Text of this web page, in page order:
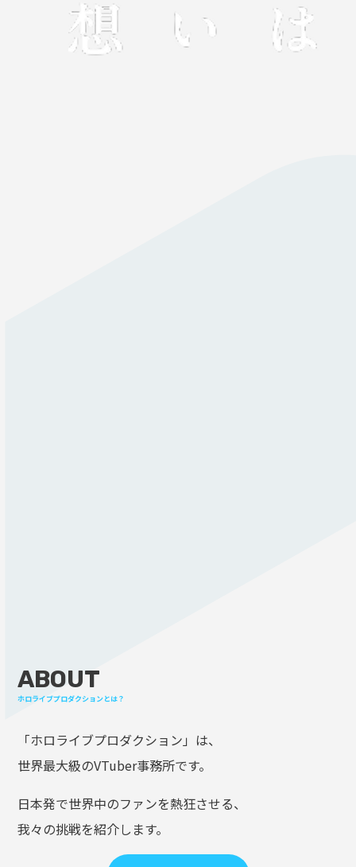
ABOUT
ホロライブプロダクションとは？
「ホロライブプロダクション」は、
世界最大級のVTuber事務所です。
日本発で世界中のファンを熱狂させる、
我々の挑戦を紹介します。